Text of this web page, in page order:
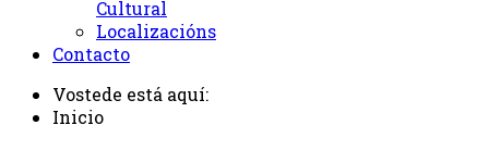
Cultural
Localizacións
Contacto
Vostede está aquí:
Inicio